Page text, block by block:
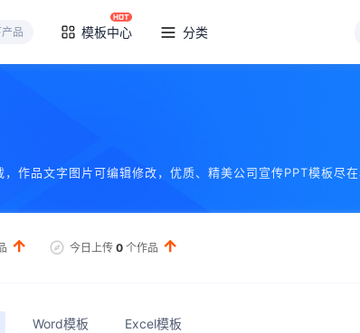
品 模板中心 分类
作品文字图片可编辑修改，优质、精美公司宣传PPT模板尽
今日上传 0 个作品
Word模板 Excel模板